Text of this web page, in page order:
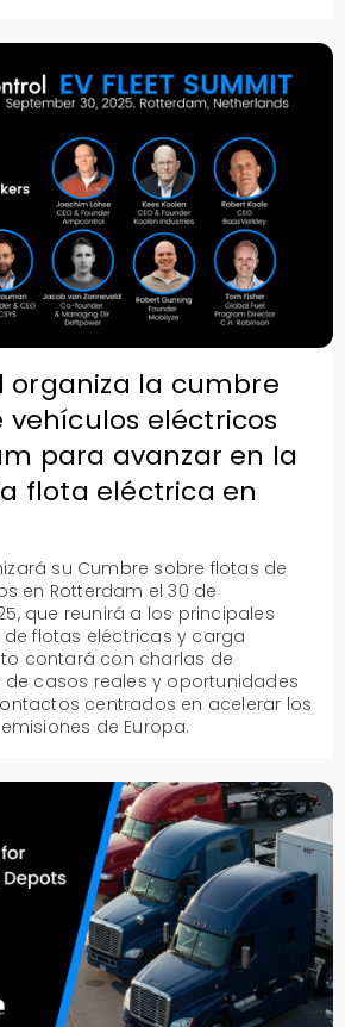
organiza la cumbre
vehículos eléctricos
para avanzar en la
flota eléctrica en
su Cumbre sobre flotas de
en Rotterdam el 30 de
que reunirá a los principales
flotas eléctricas y carga
contará con charlas de
de casos reales y oportunidades
centrados en acelerar los
de Europa.